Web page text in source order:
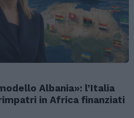
Albania»: l’Italia
in Africa finanziati